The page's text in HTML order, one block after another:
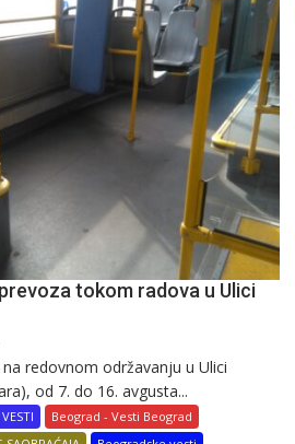
tokom radova u Ulici
redovnom održavanju u Ulici
od 7. do 16. avgusta...
Beograd - Vesti Beograd